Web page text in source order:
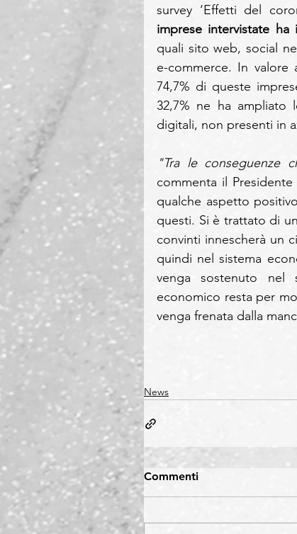
survey ‘Effetti del
imprese intervistate
quali sito web, social
e-commerce. In valore
74,7% di queste
32,7% ne ha
digitali, non presenti in
commenta il
qualche aspetto
questi. Si è trattato di
convinti innescherà un
quindi nel sistema
venga sostenuto nel
economico resta per
venga frenata dalla
News
Commenti